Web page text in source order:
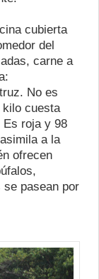
cubierta
del
carne a
No es
kilo cuesta
Es roja y 98
a la
ofrecen
pasean por